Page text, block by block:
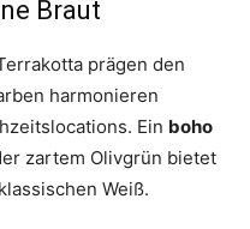
Braut
prägen den
harmonieren
Ein boho
zartem Olivgrün bietet
Weiß.